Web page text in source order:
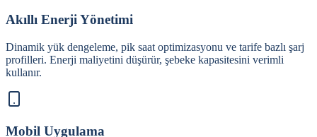
Akıllı Enerji Yönetimi
Dinamik yük dengeleme, pik saat optimizasyonu ve tarife bazlı şarj
profilleri. Enerji maliyetini düşürür, şebeke kapasitesini verimli
kullanır.
Mobil Uygulama